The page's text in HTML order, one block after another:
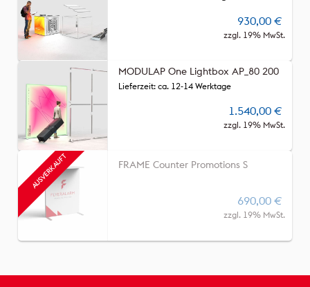
930,00 €
zzgl. 19% MwSt.
MODULAP One Lightbox AP_80 200
Lieferzeit: ca. 12-14 Werktage
1.540,00 €
zzgl. 19% MwSt.
FRAME Counter Promotions S
690,00 €
zzgl. 19% MwSt.